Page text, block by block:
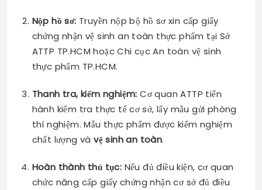
Nộp hồ sơ: Truyền nộp bộ hồ sơ xin cấp giấy
chứng nhận vệ sinh an toàn thực phẩm tại Sở
ATTP TP.HCM hoặc Chi cục An toàn vệ sinh
thực phẩm TP.HCM.
Thanh tra, kiểm nghiệm: Cơ quan ATTP tiến
hành kiểm tra thực tế cơ sở, lấy mẫu gửi phòng
thí nghiệm. Mẫu thực phẩm được kiểm nghiệm
chất lượng vàvệ sinh an toàn.
Hoàn thành thủ tục: Nếu đủ điều kiện, cơ quan
chức năng cấp giấy chứng nhận cơ sở đủ điều